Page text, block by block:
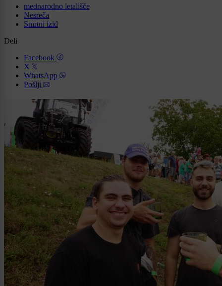
mednarodno letališče
Nesreča
Smrtni izid
Deli
Facebook
X
WhatsApp
Pošlji